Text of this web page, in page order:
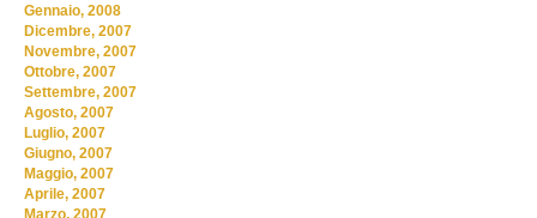
Gennaio, 2008
Dicembre, 2007
Novembre, 2007
Ottobre, 2007
Settembre, 2007
Agosto, 2007
Luglio, 2007
Giugno, 2007
Maggio, 2007
Aprile, 2007
Marzo, 2007